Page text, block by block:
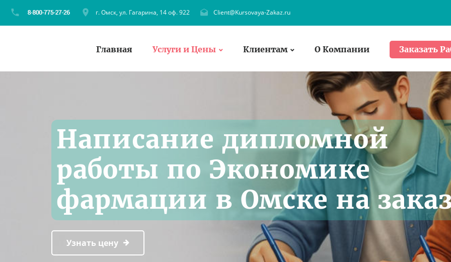
г. Омск, ул. Гагарина, 14 оф. 922 Client@Kursovaya-Zakaz.ru
Главная Услуги и Цены Клиентам О Компании Заказать
Написание дипломной
работы по Экономике
фармации в Омске на
Узнать цену